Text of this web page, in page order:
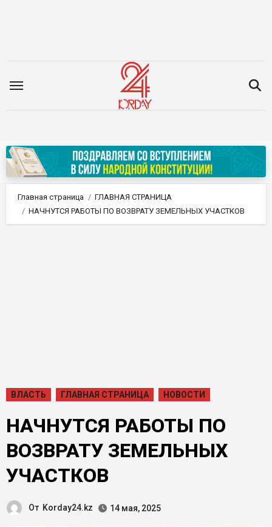
Главная страница
ГЛАВНАЯ СТРАНИЦА
НАЧНУТСЯ РАБОТЫ ПО ВОЗВРАТУ ЗЕМЕЛЬНЫХ УЧАСТКОВ
ВЛАСТЬ ГЛАВНАЯ СТРАНИЦА НОВОСТИ
НАЧНУТСЯ РАБОТЫ ПО
ВОЗВРАТУ ЗЕМЕЛЬНЫХ
УЧАСТКОВ
От Korday24.kz 14 мая, 2025